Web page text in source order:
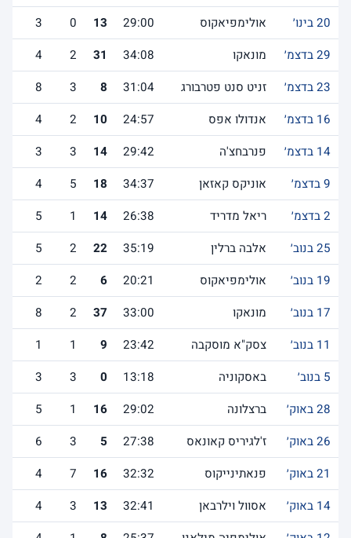
20 בינו׳
אולימפיאקוס 29:00
13
0
3
29 בדצמ׳
מונאקו 34:08
31
2
4
23 בדצמ׳
זניט סנט פטרבורג 31:04
8
3
8
16 בדצמ׳
אנדולו אפס 24:57
10
2
4
14 בדצמ׳
פנרבחצ'ה 29:42
14
3
3
9 בדצמ׳
אוניקס קאזאן 34:37
18
5
4
2 בדצמ׳
ריאל מדריד 26:38
14
1
5
25 בנוב׳
אלבה ברלין 35:19
22
2
5
19 בנוב׳
אולימפיאקוס 20:21
6
2
2
17 בנוב׳
מונאקו 33:00
37
2
8
11 בנוב׳
צסק"א מוסקבה 23:42
9
1
1
5 בנוב׳
באסקוניה 13:18
0
3
3
28 באוק׳
ברצלונה 29:02
16
1
5
26 באוק׳
ז'לגיריס קאונאס 27:38
5
3
6
21 באוק׳
פנאתינייקוס 32:32
16
7
4
14 באוק׳
אסוול וילרבאן 32:41
13
3
4